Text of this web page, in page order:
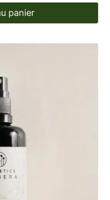
panier